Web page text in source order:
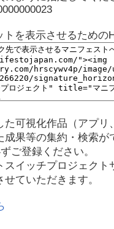
を表示させるための
可視化作品（アプリ
果等の集約・検索が
ご登録ください。
イッチプロジェクト
せていただきます。